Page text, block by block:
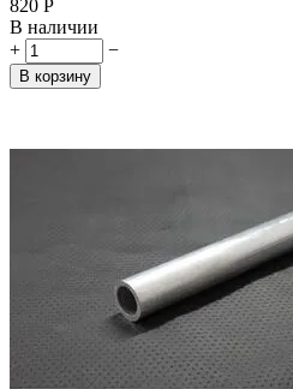
‍820‍ Р
В наличии
+
−
В корзину